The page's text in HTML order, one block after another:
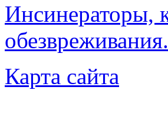
Инсинераторы,
обезвреживания.
Карта сайта